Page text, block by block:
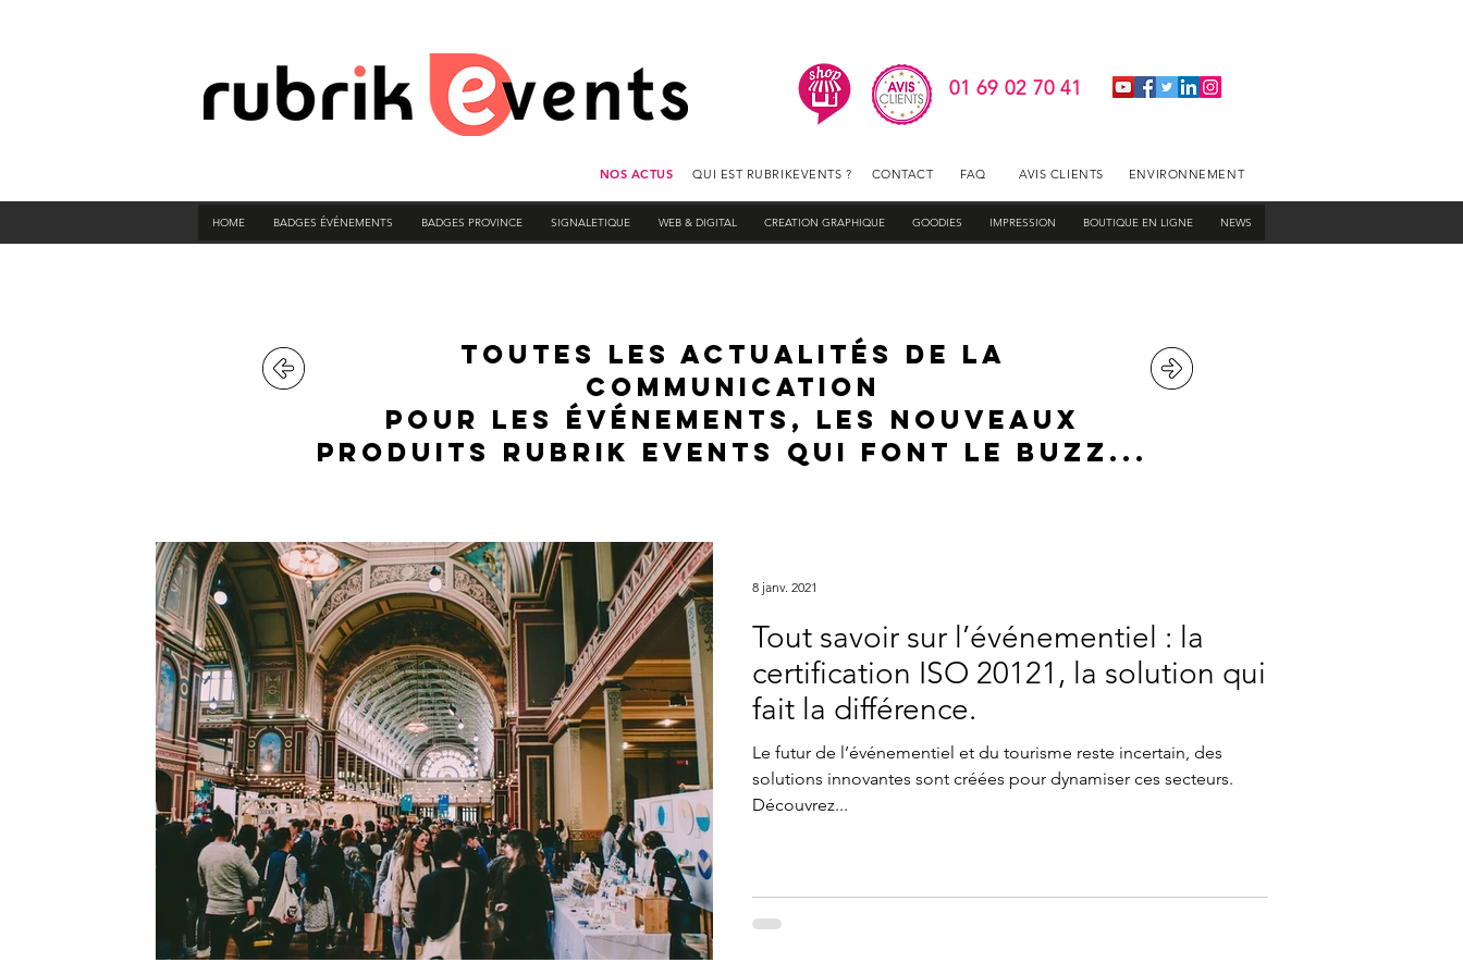
01 69 02 70 41
NOS ACTUS QUI EST RUBRIKEVENTS ? CONTACT FAQ AVIS CLIENTS ENVIRONNEMENT
HOME BADGES ÉVÉNEMENTS BADGES PROVINCE SIGNALETIQUE WEB & DIGITAL CREATION GRAPHIQUE GOODIES IMPRESSION BOUTIQUE EN LIGNE NEWS
toutes les actualitÉs de la
communication
pour les ÉvÉnements, les nouveaux
produits RUBRIK EVENTS qui font le buzz...
Tout savoir sur l’événementiel : la
certification ISO 20121, la solution qui
fait la différence.
Le futur de l’événementiel et du tourisme reste incertain, des
solutions innovantes sont créées pour dynamiser ces secteurs.
Découvrez...
8 janv. 2021